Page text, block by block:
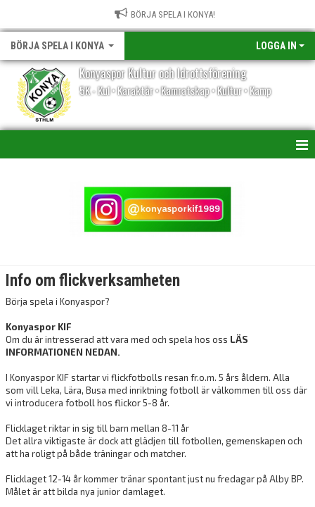
BÖRJA SPELA I KONYA!
BÖRJA SPELA I KONYA LOGGA IN
Konyaspor Kultur och Idrottsförening
5K - Kul • Karaktär • Kamratskap • Kultur • Kamp
KNATTAVERKSAMHET
FLICKVERKSAMHET
Info om flickverksamheten
Börja spela i Konyaspor?
Konyaspor KIF
Om du är intresserad att vara med och spela hos oss LÄS
INFORMATIONEN NEDAN.
I Konyaspor KIF startar vi flickfotbolls resan fr.o.m. 5 års åldern. Alla
som vill Leka, Lära, Busa med inriktning fotboll är välkommen till oss där
vi introducera fotboll hos flickor 5-8 år.
Flicklaget riktar in sig till barn mellan 8-11 år
Det allra viktigaste är dock att glädjen till fotbollen, gemenskapen och
att ha roligt på både träningar och matcher.
Flicklaget 12-14 år kommer tränar spontant just nu fredagar på Alby BP.
Målet är att bilda nya junior damlaget.